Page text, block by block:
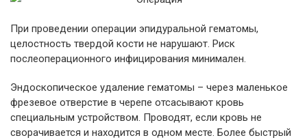
При проведении операции эпидуральной гематомы,
целостность твердой кости не нарушают. Риск
послеоперационного инфицирования минимален.
Эндоскопическое удаление гематомы – через маленькое
фрезевое отверстие в черепе отсасывают кровь
специальным устройством. Проводят, если кровь не
сворачивается и находится в одном месте. Более быстрый